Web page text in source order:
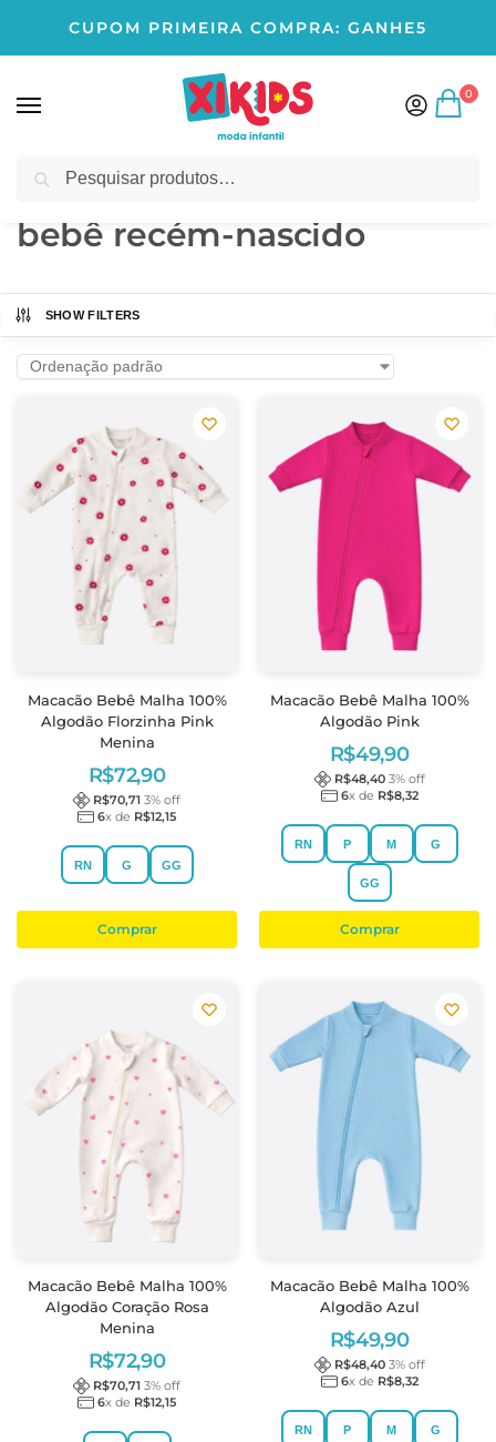
CUPOM PRIMEIRA COMPRA: GANHE5
0
Início Produtos marcados com a tag “bebê recém-nascido”
bebê recém-nascido
SHOW FILTERS
Macacão Bebê Malha 100%
Algodão Florzinha Pink
Menina
R$72,90
R$70,71 3% off
6x de R$12,15
RN G GG
Comprar
Macacão Bebê Malha 100%
Algodão Pink
R$49,90
R$48,40 3% off
6x de R$8,32
RN P M G
GG
Comprar
Macacão Bebê Malha 100%
Algodão Coração Rosa
Menina
R$72,90
R$70,71 3% off
6x de R$12,15
Macacão Bebê Malha 100%
Algodão Azul
R$49,90
R$48,40 3% off
6x de R$8,32
RN P M G